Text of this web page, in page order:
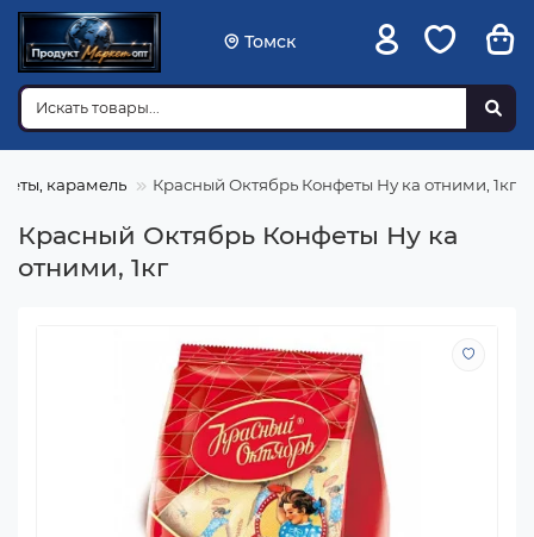
Томск
карамель Красный Октябрь Конфеты Ну ка отними, 1кг
Красный Октябрь Конфеты Ну ка
отними, 1кг